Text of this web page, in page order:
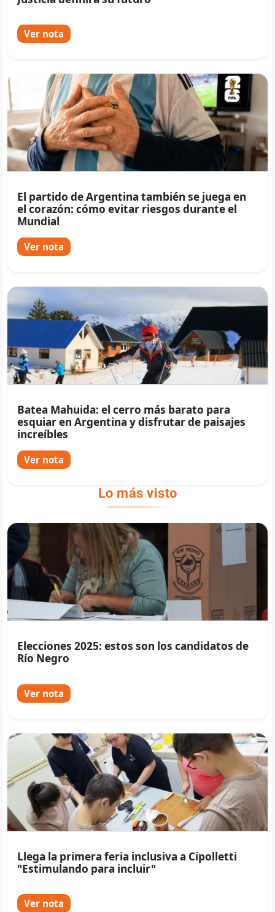
Ver nota
El partido de Argentina también se juega en
el corazón: cómo evitar riesgos durante el
Mundial
Ver nota
Batea Mahuida: el cerro más barato para
esquiar en Argentina y disfrutar de paisajes
increíbles
Ver nota
Lo más visto
Elecciones 2025: estos son los candidatos de
Río Negro
Ver nota
Llega la primera feria inclusiva a Cipolletti
"Estimulando para incluir"
Ver nota